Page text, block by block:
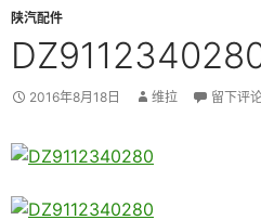
陕汽配件
2016年8月18日 维拉 留下评